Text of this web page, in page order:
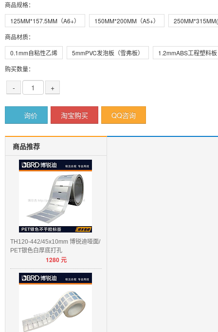
商品规格：
125MM*157.5MM（A6+）
150MM*200MM（A5+）
商品材质：
0.1mm自粘性乙烯
5mmPVC发泡板（雪弗板）
1.2mmABS工程塑料板
购买数量：
- +
询价 淘宝购买 QQ咨询
商品推荐
TH120-442/45x10mm 博锐迪哑面/
PET银色白厚底打孔
1280元